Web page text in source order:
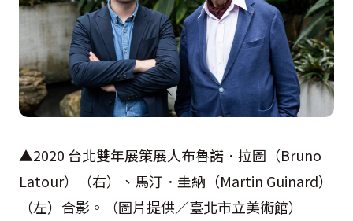
▲2020 台北雙年展策展人布魯諾．拉圖（Bruno
Latour）（右）、馬汀．圭納（Martin Guinard）
（左）合影。（圖片提供／臺北市立美術館）